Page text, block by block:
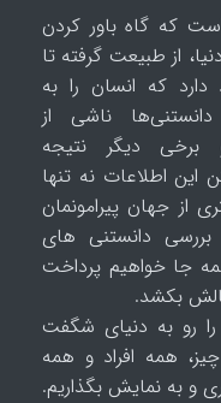
که گاه باور کردن
از طبیعت گرفته تا
که انسان را به
ناشی از
دیگر نتیجه
اطلاعات نه تنها
از جهان پیرامونمان
دانستنی های
جا خواهیم پرداخت
بکشد.
رو به دنیای شگفت
همه افراد و همه
و به نمایش بگذاریم.